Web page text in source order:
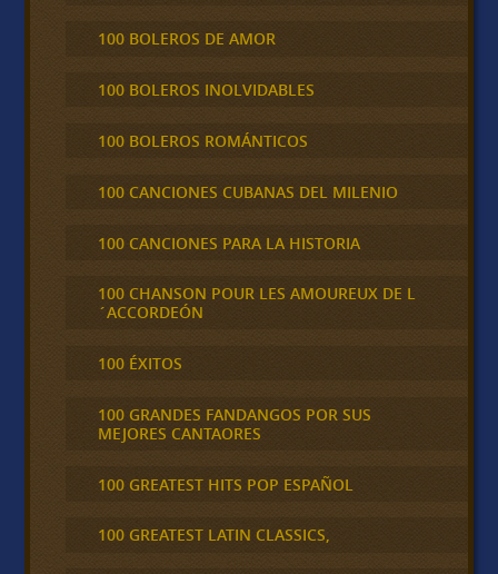
100 BOLEROS DE AMOR
100 BOLEROS INOLVIDABLES
100 BOLEROS ROMÁNTICOS
100 CANCIONES CUBANAS DEL MILENIO
100 CANCIONES PARA LA HISTORIA
100 CHANSON POUR LES AMOUREUX DE L
´ACCORDEÓN
100 ÉXITOS
100 GRANDES FANDANGOS POR SUS
MEJORES CANTAORES
100 GREATEST HITS POP ESPAÑOL
100 GREATEST LATIN CLASSICS,